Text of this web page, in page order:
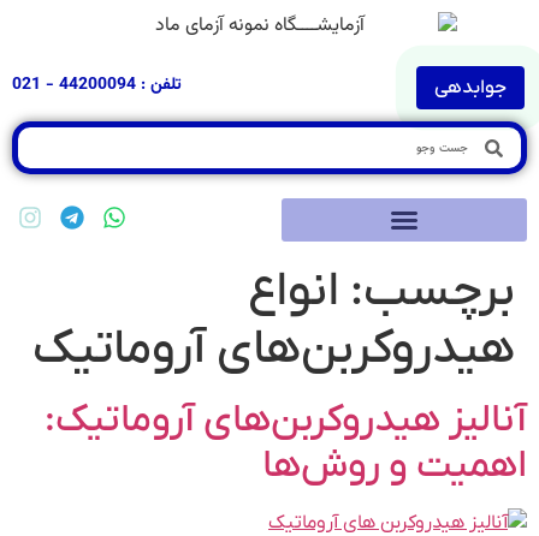
جوابدهی تلفن : 44200094 - 021
برچسب: انواع
هیدروکربن‌های آروماتیک
آنالیز هیدروکربن‌های آروماتیک:
اهمیت و روش‌ها